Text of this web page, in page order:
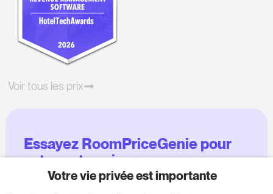
Voir tous les prix
Essayez RoomPriceGenie pour
votre entreprise
Votre vie privée est importante